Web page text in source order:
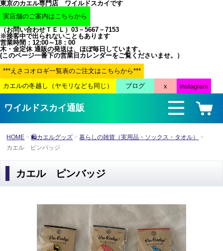
東京のカエル専門店 ワイルドスカイです
（お問い合わせＴＥＬ）03－5667－7153
※接客中で出られないこともあります
営業時間：12:00～18：00
木・金定休 通販の発送は、ほぼ毎日しています。
(このページ一番下の営業日カレンダーをご覧くださいませ。）
ワイルドスカイ通販
HOME 🛍カエルグッズ
暮らしの雑貨（実用品・ソックス・タオル）
カエル ピンバッジ
カエル ピンバッジ